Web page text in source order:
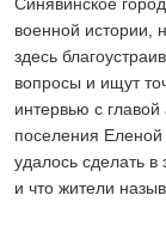
военной истории,
здесь
вопросы и ищут
интервью с
поселения
удалось сделать в
и что жители